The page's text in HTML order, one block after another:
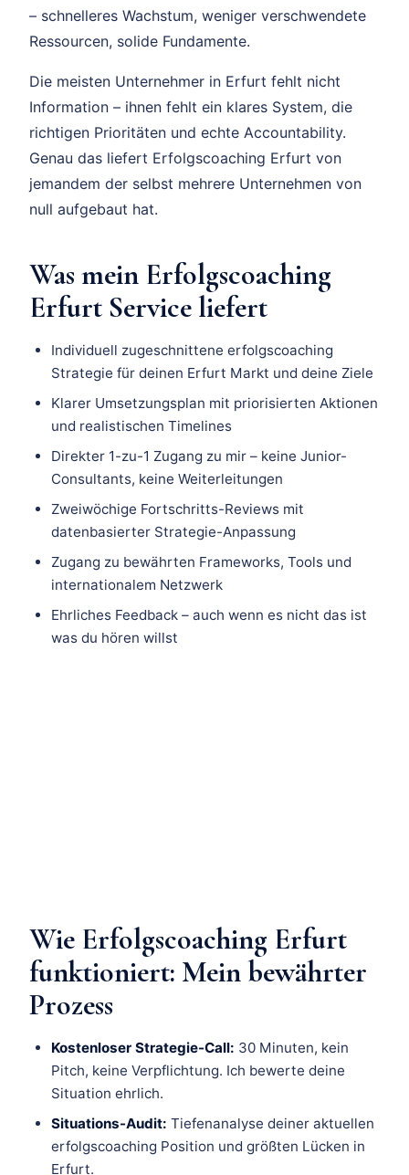
– schnelleres Wachstum, weniger verschwendete
Ressourcen, solide Fundamente.
Die meisten Unternehmer in Erfurt fehlt nicht
Information – ihnen fehlt ein klares System, die
richtigen Prioritäten und echte Accountability.
Genau das liefert Erfolgscoaching Erfurt von
jemandem der selbst mehrere Unternehmen von
null aufgebaut hat.
Was mein Erfolgscoaching
Erfurt Service liefert
Individuell zugeschnittene erfolgscoaching
Strategie für deinen Erfurt Markt und deine Ziele
Klarer Umsetzungsplan mit priorisierten Aktionen
und realistischen Timelines
Direkter 1-zu-1 Zugang zu mir – keine Junior-
Consultants, keine Weiterleitungen
Zweiwöchige Fortschritts-Reviews mit
datenbasierter Strategie-Anpassung
Zugang zu bewährten Frameworks, Tools und
internationalem Netzwerk
Ehrliches Feedback – auch wenn es nicht das ist
was du hören willst
Wie Erfolgscoaching Erfurt
funktioniert: Mein bewährter
Prozess
Kostenloser Strategie-Call: 30 Minuten, kein
Pitch, keine Verpflichtung. Ich bewerte deine
Situation ehrlich.
Situations-Audit: Tiefenanalyse deiner aktuellen
erfolgscoaching Position und größten Lücken in
Erfurt.